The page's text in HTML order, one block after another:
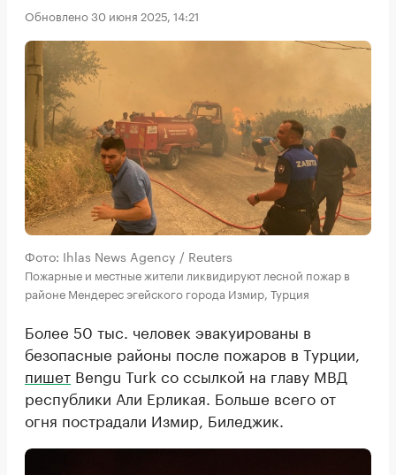
Обновлено 30 июня 2025, 14:21
Фото: Ihlas News Agency / Reuters
Пожарные и местные жители ликвидируют лесной пожар в
районе Мендерес эгейского города Измир, Турция
Более 50 тыс. человек эвакуированы в
безопасные районы после пожаров в Турции,
пишет Bengu Turk со ссылкой на главу МВД
республики Али Ерликая. Больше всего от
огня пострадали Измир, Биледжик.